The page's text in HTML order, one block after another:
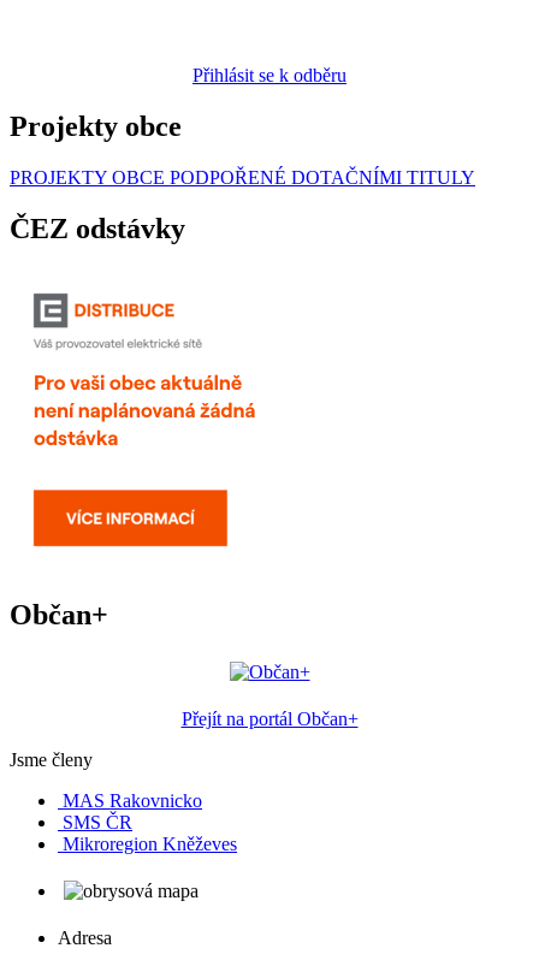
Přihlásit se k odběru
Projekty obce
PROJEKTY OBCE PODPOŘENÉ DOTAČNÍMI TITULY
ČEZ odstávky
Občan+
Přejít na portál Občan+
Jsme členy
MAS Rakovnicko
SMS ČR
Mikroregion Kněževes
Adresa